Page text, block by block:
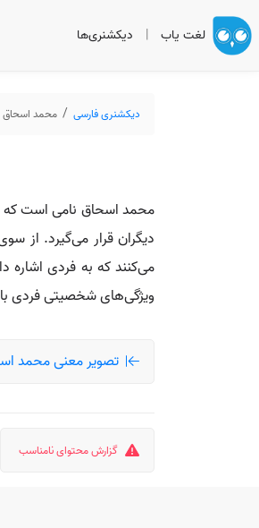
لغت یاب | دیکشنری‌ها
دیکشنری فارسی محمد اسحاق
محمد اسحاق نامی است که
دیگران قرار می‌گیرد. از
می‌کنند که به فردی اشاره
ویژگی‌های شخصیتی فردی
تصویر معنی محمد
گزارش محتوای نامناسب